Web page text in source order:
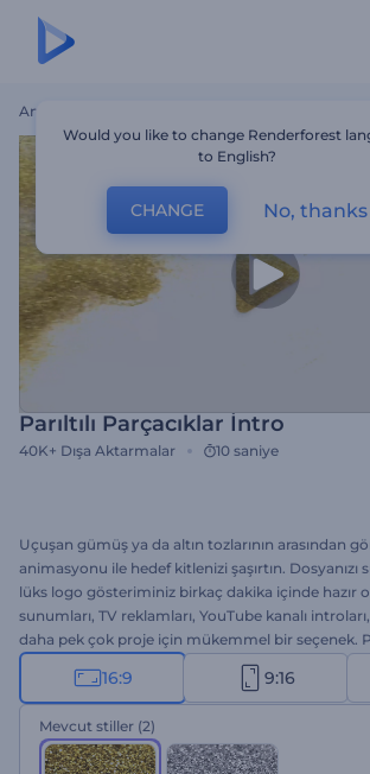
Ana Sayfa
Parıltılı Parçacıklar İntro
40K+ Dışa Aktarmalar 10 saniye
Uçuşan gümüş ya da altın tozlarının arasından
animasyonu ile hedef kitlenizi şaşırtın. Dosyanızı
lüks logo gösteriminiz birkaç dakika içinde hazır
sunumları, TV reklamları, YouTube kanalı
daha pek çok proje için mükemmel bir seçenek.
hemen şimdi deneyin!
16:9 9:16
Mevcut stiller (2)
Would you like to change Renderforest
to English?
CHANGE No, thanks